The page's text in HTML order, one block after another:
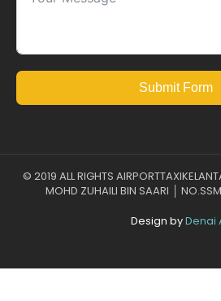
Submit Form
© 2019 ALL RIGHTS
MOHD ZUHAILI BIN SAARI │
Design byDenai